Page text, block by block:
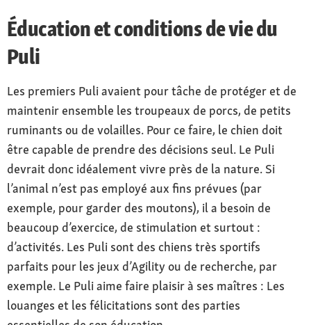
Éducation et conditions de vie du
Puli
Les premiers Puli avaient pour tâche de protéger et de
maintenir ensemble les troupeaux de porcs, de petits
ruminants ou de volailles. Pour ce faire, le chien doit
être capable de prendre des décisions seul. Le Puli
devrait donc idéalement vivre près de la nature. Si
l’animal n’est pas employé aux fins prévues (par
exemple, pour garder des moutons), il a besoin de
beaucoup d’exercice, de stimulation et surtout :
d’activités. Les Puli sont des chiens très sportifs
parfaits pour les jeux d’Agility ou de recherche, par
exemple. Le Puli aime faire plaisir à ses maîtres : Les
louanges et les félicitations sont des parties